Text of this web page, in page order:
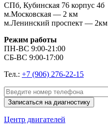
СПб, Кубинская 76 корпус 4б
м.Московская — 2 км
м.Ленинский проспект — 2км
Режим работы
ПН-ВС 9:00-21:00
СБ-ВС 9:00-17:00
Тел.: +7 (906) 276-22-15
Центр двигателей